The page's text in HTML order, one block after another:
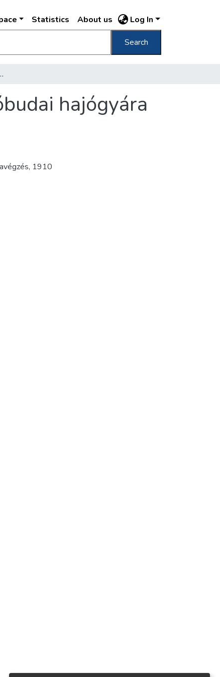
Statistics About us Log In
Search
Kazán kiemelése a hajóból =
hajógyára
, 1910